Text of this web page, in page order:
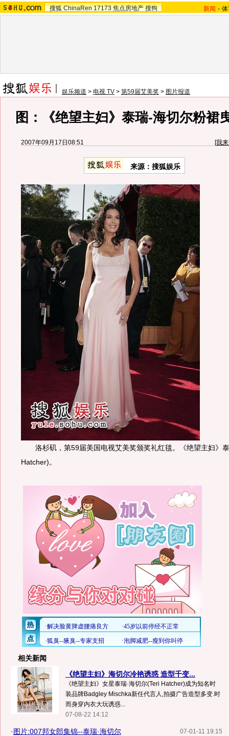
搜狐 ChinaRen 17173 焦点房地产 搜狗 新闻 -
娱乐频道 > 电视 TV > 第59届艾美奖 > 图片报道
图：《绝望主妇》泰瑞-海切尔粉裙
2007年09月17日08:51 [我
来源：搜狐娱乐
洛杉矶，第59届美国电视艾美奖颁奖礼红毯。《绝望主妇》泰
Hatcher)。
相关新闻
《绝望主妇》海切尔冷艳诱惑 造型千变...
《绝望主妇》女星泰瑞·海切尔(Teri Hatcher)成为知名时
装品牌Badgley Mischka新任代言人,拍摄广告造型多变.时
而身穿内衣大玩诱惑...
07-08-22 14:12
07-01-11 19:15
·图片:007邦女郎集锦--泰瑞·海切尔